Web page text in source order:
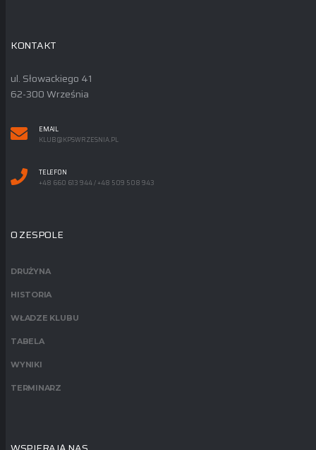
KONTAKT
ul. Słowackiego 41
62-300 Września
EMAIL
KLUB@KPSWRZESNIA.PL
TELEFON
+48 660 613 944 / +48 509 508 943
O ZESPOLE
DRUŻYNA
HISTORIA
WŁADZE KLUBU
TABELA
WYNIKI
TERMINARZ